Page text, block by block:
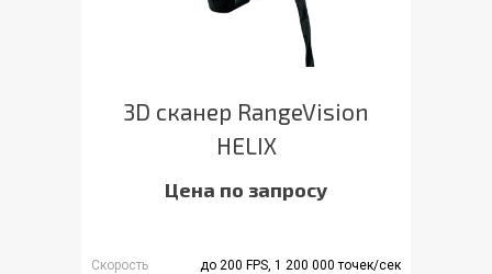
3D сканер RangeVision
HELIX
Цена по запросу
Скорость
до 200 FPS, 1 200 000 точек/сек